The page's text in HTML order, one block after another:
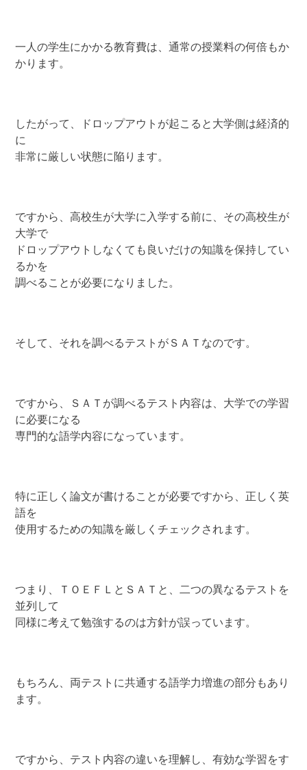
一人の学生にかかる教育費は、通常の授業料の何倍もか
かります。
したがって、ドロップアウトが起こると大学側は経済的
に
非常に厳しい状態に陥ります。
ですから、高校生が大学に入学する前に、その高校生が
大学で
ドロップアウトしなくても良いだけの知識を保持してい
るかを
調べることが必要になりました。
そして、それを調べるテストがＳＡＴなのです。
ですから、ＳＡＴが調べるテスト内容は、大学での学習
に必要になる
専門的な語学内容になっています。
特に正しく論文が書けることが必要ですから、正しく英
語を
使用するための知識を厳しくチェックされます。
つまり、ＴＯＥＦＬとＳＡＴと、二つの異なるテストを
並列して
同様に考えて勉強するのは方針が誤っています。
もちろん、両テストに共通する語学力増進の部分もあり
ます。
ですから、テスト内容の違いを理解し、有効な学習をす